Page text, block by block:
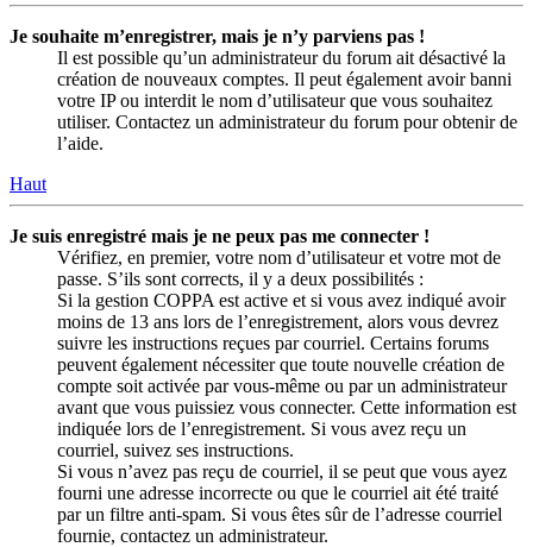
Je souhaite m’enregistrer, mais je n’y parviens pas !
Il est possible qu’un administrateur du forum ait désactivé la
création de nouveaux comptes. Il peut également avoir banni
votre IP ou interdit le nom d’utilisateur que vous souhaitez
utiliser. Contactez un administrateur du forum pour obtenir de
l’aide.
Haut
Je suis enregistré mais je ne peux pas me connecter !
Vérifiez, en premier, votre nom d’utilisateur et votre mot de
passe. S’ils sont corrects, il y a deux possibilités :
Si la gestion COPPA est active et si vous avez indiqué avoir
moins de 13 ans lors de l’enregistrement, alors vous devrez
suivre les instructions reçues par courriel. Certains forums
peuvent également nécessiter que toute nouvelle création de
compte soit activée par vous-même ou par un administrateur
avant que vous puissiez vous connecter. Cette information est
indiquée lors de l’enregistrement. Si vous avez reçu un
courriel, suivez ses instructions.
Si vous n’avez pas reçu de courriel, il se peut que vous ayez
fourni une adresse incorrecte ou que le courriel ait été traité
par un filtre anti-spam. Si vous êtes sûr de l’adresse courriel
fournie, contactez un administrateur.